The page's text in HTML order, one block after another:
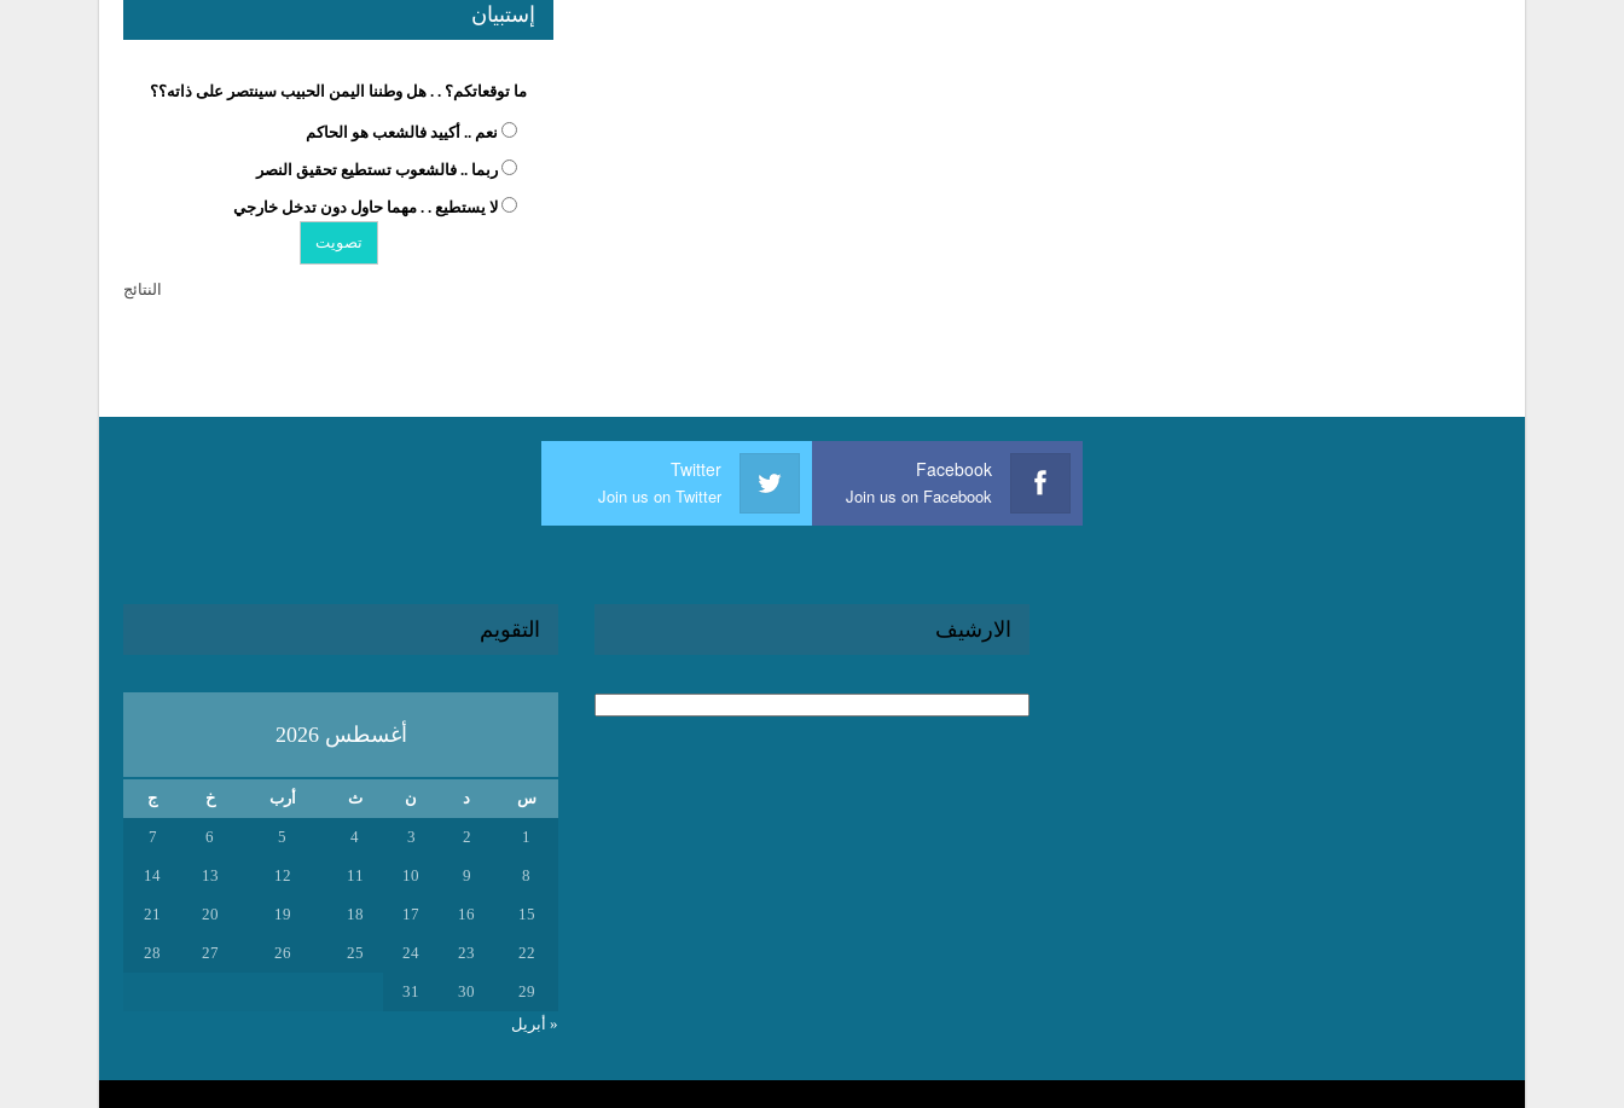
إستبيان
ما توقعاتكم؟ . . هل وطننا اليمن الحبيب سينتصر على ذاته؟؟
نعم .. أكييد فالشعب هو الحاكم
ربما .. فالشعوب تستطيع تحقيق النصر
لا يستطيع . . مهما حاول دون تدخل خارجي
النتائج
Facebook
Join us on Facebook
Twitter
Join us on Twitter
الارشيف التقويم
أغسطس 2026
س د ن ث أرب خ ج
1
2
3
4
5
6
7
8
9
10
11
12
13
14
15
16
17
18
19
20
21
22
23
24
25
26
27
28
29
30
31
« أبريل